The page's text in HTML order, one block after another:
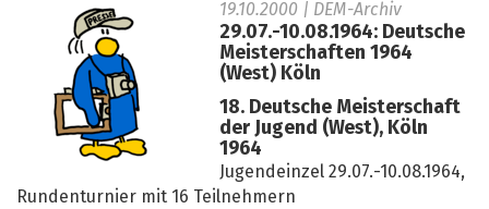
19.10.2000 | DEM-Archiv
29.07.-10.08.1964: Deutsche
Meisterschaften 1964
(West) Köln
18. Deutsche Meisterschaft
der Jugend (West), Köln
1964
Jugendeinzel 29.07.-10.08.1964,
Rundenturnier mit 16 Teilnehmern